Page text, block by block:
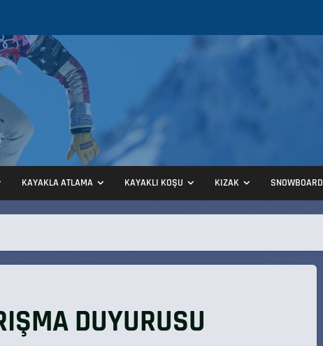
KAYAKLA ATLAMA KAYAKLI KOŞU KIZAK SNOWBOARD
DUYURUSU